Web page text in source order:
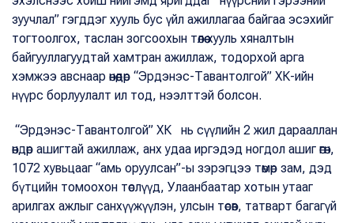
зуучлал” гэгддэг хууль бус үйл ажиллагаа байгаа эсэхийг
тогтоолгох, таслан зогсоохын төлөө хууль хяналтын
байгууллагуудтай хамтран ажиллаж, тодорхой арга
хэмжээ авснаар өнөөдөр “Эрдэнэс-Тавантолгой” ХК-ийн
нүүрс борлуулалт ил тод, нээлттэй болсон.
“Эрдэнэс-Тавантолгой” ХК нь сүүлийн 2 жил дарааллан
өндөр ашигтай ажиллаж, анх удаа иргэдэд ногдол ашиг өгөн,
1072 хувьцааг “амь оруулсан”-ы зэрэгцээ төмөр зам, дэд
бүтцийн томоохон төслүүд, Улаанбаатар хотын утааг
арилгах ажлыг санхүүжүүлэн, улсын төсөв, татварт багагүй